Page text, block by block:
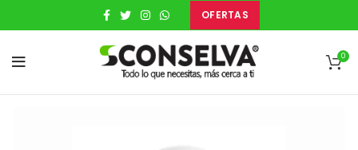
OFERTAS
0